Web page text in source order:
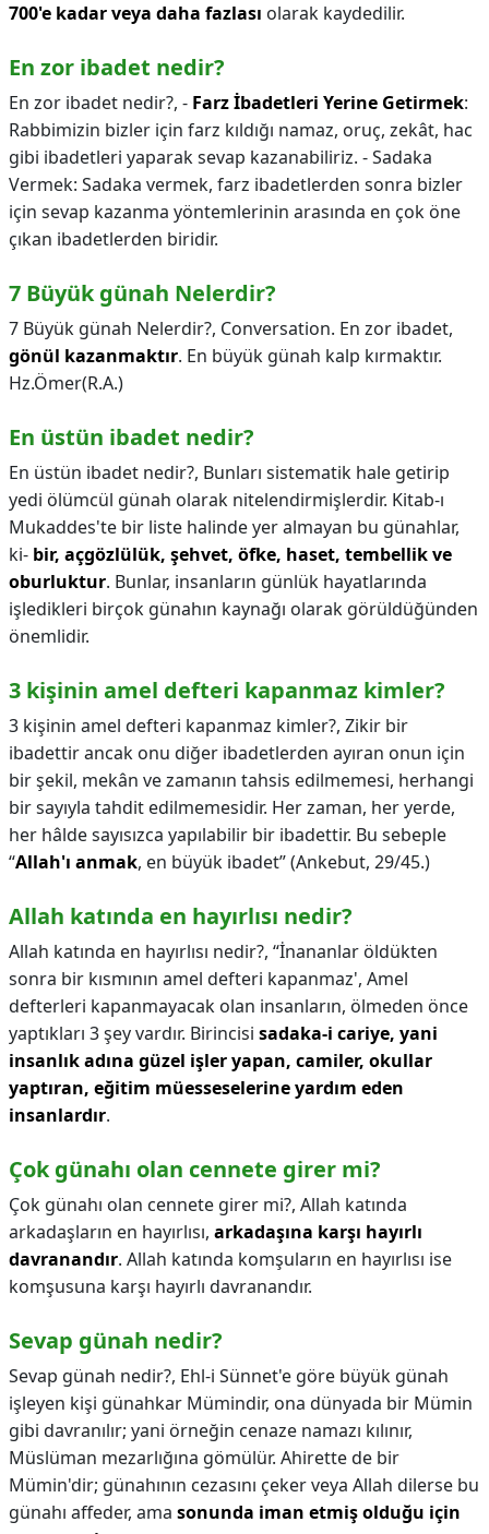
700'e kadar veya daha fazlası olarak kaydedilir.
En zor ibadet nedir?
En zor ibadet nedir?, - Farz İbadetleri Yerine Getirmek:
Rabbimizin bizler için farz kıldığı namaz, oruç, zekât, hac
gibi ibadetleri yaparak sevap kazanabiliriz. - Sadaka
Vermek: Sadaka vermek, farz ibadetlerden sonra bizler
için sevap kazanma yöntemlerinin arasında en çok öne
çıkan ibadetlerden biridir.
7 Büyük günah Nelerdir?
7 Büyük günah Nelerdir?, Conversation. En zor ibadet,
gönül kazanmaktır. En büyük günah kalp kırmaktır.
Hz.Ömer(R.A.)
En üstün ibadet nedir?
En üstün ibadet nedir?, Bunları sistematik hale getirip
yedi ölümcül günah olarak nitelendirmişlerdir. Kitab-ı
Mukaddes'te bir liste halinde yer almayan bu günahlar,
ki- bir, açgözlülük, şehvet, öfke, haset, tembellik ve
oburluktur. Bunlar, insanların günlük hayatlarında
işledikleri birçok günahın kaynağı olarak görüldüğünden
önemlidir.
3 kişinin amel defteri kapanmaz kimler?
3 kişinin amel defteri kapanmaz kimler?, Zikir bir
ibadettir ancak onu diğer ibadetlerden ayıran onun için
bir şekil, mekân ve zamanın tahsis edilmemesi, herhangi
bir sayıyla tahdit edilmemesidir. Her zaman, her yerde,
her hâlde sayısızca yapılabilir bir ibadettir. Bu sebeple
“Allah'ı anmak, en büyük ibadet” (Ankebut, 29/45.)
Allah katında en hayırlısı nedir?
Allah katında en hayırlısı nedir?, “İnananlar öldükten
sonra bir kısmının amel defteri kapanmaz', Amel
defterleri kapanmayacak olan insanların, ölmeden önce
yaptıkları 3 şey vardır. Birincisi sadaka-i cariye, yani
insanlık adına güzel işler yapan, camiler, okullar
yaptıran, eğitim müesseselerine yardım eden
insanlardır.
Çok günahı olan cennete girer mi?
Çok günahı olan cennete girer mi?, Allah katında
arkadaşların en hayırlısı, arkadaşına karşı hayırlı
davranandır. Allah katında komşuların en hayırlısı ise
komşusuna karşı hayırlı davranandır.
Sevap günah nedir?
Sevap günah nedir?, Ehl-i Sünnet'e göre büyük günah
işleyen kişi günahkar Mümindir, ona dünyada bir Mümin
gibi davranılır; yani örneğin cenaze namazı kılınır,
Müslüman mezarlığına gömülür. Ahirette de bir
Mümin'dir; günahının cezasını çeker veya Allah dilerse bu
günahı affeder, ama sonunda iman etmiş olduğu için